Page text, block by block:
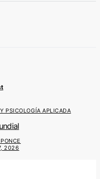
PSICOLOGÍA APLICADA
2026